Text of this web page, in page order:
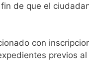
de que el
con
previos